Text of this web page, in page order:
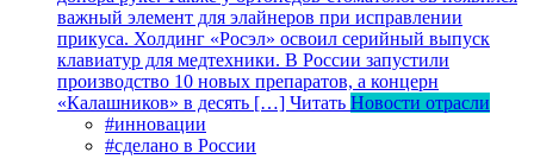
важный элемент для элайнеров при исправлении
прикуса. Холдинг «Росэл» освоил серийный выпуск
клавиатур для медтехники. В России запустили
производство 10 новых препаратов, а концерн
«Калашников» в десять […] Читать Новости отрасли
#инновации
#сделано в России